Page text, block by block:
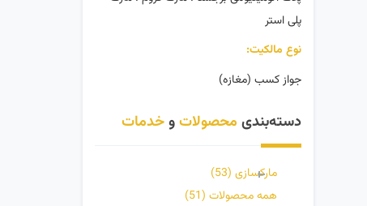
پلی استر
نوع مالکیت:
جواز کسب (مغازه)
دسته‌بندی محصولاتوخدمات
مارکسازی (53)
همه محصولات (51)